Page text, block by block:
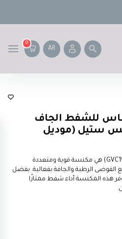
AR
0
للشفط الجاف
ستيل (موديل
مكنسة جيباس الكهربائية (GVC19011N) هي مكنسة قوية ومتعددة
الرطبة والجافة بفعالية. بفضل
بقدرة 2300 واط، توفر هذه المكنسة أداء شفط ممتازًا